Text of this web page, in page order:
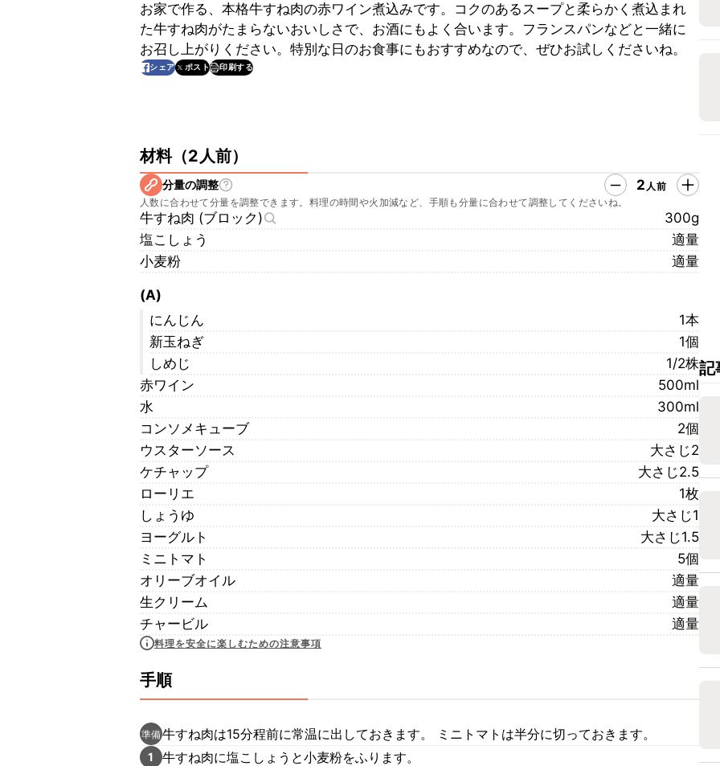
お家で作る、本格牛すね肉の赤ワイン煮込みです。コクのあるスープと柔らかく煮込まれ
た牛すね肉がたまらないおいしさで、お酒にもよく合います。フランスパンなどと一緒に
お召し上がりください。特別な日のお食事にもおすすめなので、ぜひお試しくださいね。
シェア ポスト 印刷する
材料（2人前）
分量の調整 2 人前
人数に合わせて分量を調整できます。料理の時間や火加減など、手順も分量に合わせて調整してくださいね。
牛すね肉 (ブロック)
300g
塩こしょう
適量
小麦粉
適量
(A)
にんじん
1本
新玉ねぎ
1個
しめじ
1/2株
赤ワイン
500ml
水
300ml
コンソメキューブ
2個
ウスターソース
大さじ2
ケチャップ
大さじ2.5
ローリエ
1枚
しょうゆ
大さじ1
ヨーグルト
大さじ1.5
ミニトマト
5個
オリーブオイル
適量
生クリーム
適量
チャービル
適量
料理を安全に楽しむための注意事項
手順
準備牛すね肉は15分程前に常温に出しておきます。 ミニトマトは半分に切っておきます。
1 牛すね肉に塩こしょうと小麦粉をふります。
記